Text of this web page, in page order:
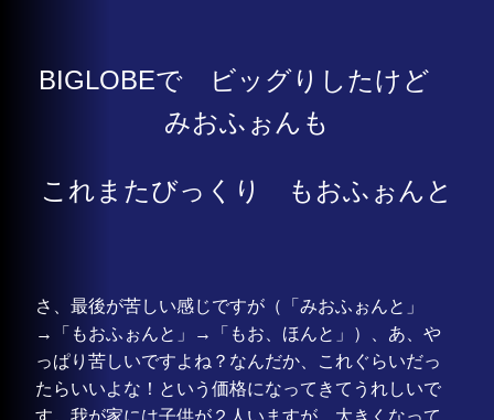
BIGLOBEで ビッグりしたけど
みおふぉんも
これまたびっくり もおふぉんと
さ、最後が苦しい感じですが（「みおふぉんと」
→「もおふぉんと」→「もお、ほんと」）、あ、や
っぱり苦しいですよね？なんだか、これぐらいだっ
たらいいよな！という価格になってきてうれしいで
す。我が家には子供が２人いますが、大きくなって